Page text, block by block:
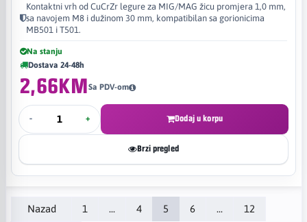
Kontaktni vrh od CuCrZr legure za MIG/MAG žicu promjera 1,0 mm,
sa navojem M8 i dužinom 30 mm, kompatibilan sa gorionicima
MB501 i T501.
Na stanju
Dostava 24-48h
2,66KMSa PDV-om
- + Dodaj u korpu
Brzi pregled
Nazad 1 ... 4 5 6 ... 12